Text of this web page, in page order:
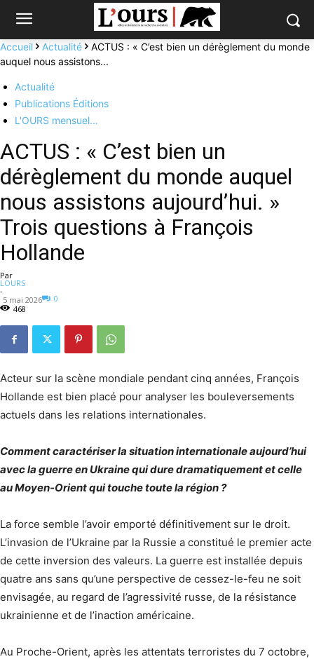
Accueil Actualité
ACTUS : « C’est bien un dérèglement du monde
auquel nous assistons...
Actualité
Publications Éditions
L'OURS mensuel…
ACTUS : « C’est bien un
dérèglement du monde auquel
nous assistons aujourd’hui. »
Trois questions à François
Hollande
Par
LOURS
-
5 mai 2026
0
468
Acteur sur la scène mondiale pendant cinq années, François
Hollande est bien placé pour analyser les bouleversements
actuels dans les relations internationales.
Comment caractériser la situation internationale aujourd’hui
avec la guerre en Ukraine qui dure dramatiquement et celle
au Moyen-Orient qui touche toute la région ?
La force semble l’avoir emporté définitivement sur le droit.
L’invasion de l’Ukraine par la Russie a constitué le premier acte
de cette inversion des valeurs. La guerre est installée depuis
quatre ans sans qu’une perspective de cessez-le-feu ne soit
envisagée, au regard de l’agressivité russe, de la résistance
ukrainienne et de l’inaction américaine.
Au Proche-Orient, après les attentats terroristes du 7 octobre,